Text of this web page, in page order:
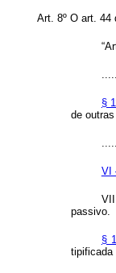
Art. 8º O art. 44
§
de
VI
passivo.
§
tipificada